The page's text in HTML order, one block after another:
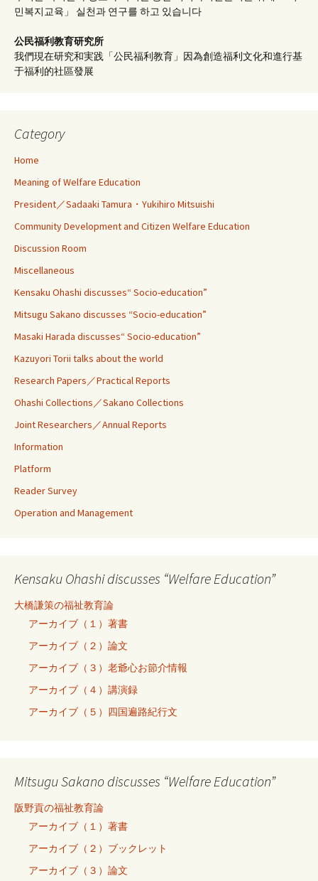
민복지교육」 실천과 연구를 하고 있습니다
公民福利教育研究所
我們現在研究和実践「公民福利教育」因為創造福利文化和進行基
于福利的社區發展
Category
Home
Meaning of Welfare Education
President／Sadaaki Tamura・Yukihiro Mitsuishi
Community Development and Citizen Welfare Education
Discussion Room
Miscellaneous
Kensaku Ohashi discusses“ Socio-education”
Mitsugu Sakano discusses “Socio-education”
Masaki Harada discusses“ Socio-education”
Kazuyori Torii talks about the world
Research Papers／Practical Reports
Ohashi Collections／Sakano Collections
Joint Researchers／Annual Reports
Information
Platform
Reader Survey
Operation and Management
Kensaku Ohashi discusses “Welfare Education”
大橋謙策の福祉教育論
アーカイブ（１）著書
アーカイブ（２）論文
アーカイブ（３）老爺心お節介情報
アーカイブ（４）講演録
アーカイブ（５）四国遍路紀行文
Mitsugu Sakano discusses “Welfare Education”
阪野貢の福祉教育論
アーカイブ（１）著書
アーカイブ（２）ブックレット
アーカイブ（３）論文